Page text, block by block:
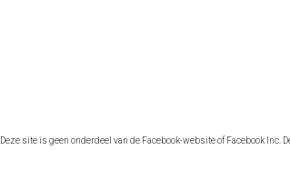
Deze site is geen onderdeel van de Facebook-website of Facebook Inc.